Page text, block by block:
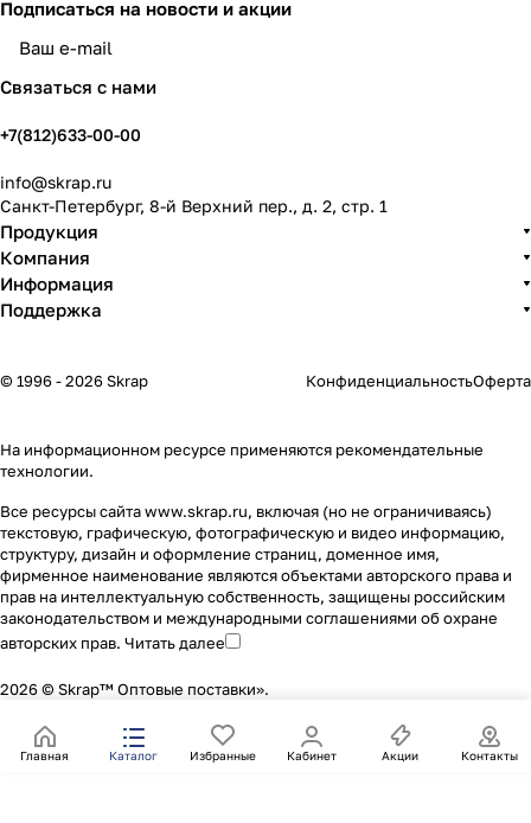
Подписаться на новости и акции
Связаться с нами
+7(812)633-00-00
info@skrap.ru
Санкт-Петербург, 8-й Верхний пер., д. 2, стр. 1
Продукция
Компания
Информация
Поддержка
© 1996 - 2026 Skrap КонфиденциальностьОферта
На информационном ресурсе применяются рекомендательные
технологии.
Все ресурсы сайта www.skrap.ru, включая (но не ограничиваясь)
текстовую, графическую, фотографическую и видео информацию,
структуру, дизайн и оформление страниц, доменное имя,
фирменное наименование являются объектами авторского права и
прав на интеллектуальную собственность, защищены российским
законодательством и международными соглашениями об охране
авторских прав. Читать далее
2026 © Skrap™ Оптовые поставки».
Главная Каталог Избранные Кабинет Акции Контакты